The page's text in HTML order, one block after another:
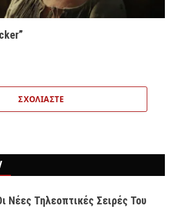
ΣΧΟΛΙΆΣΤΕ
Νέες Τηλεοπτικές Σειρές Του